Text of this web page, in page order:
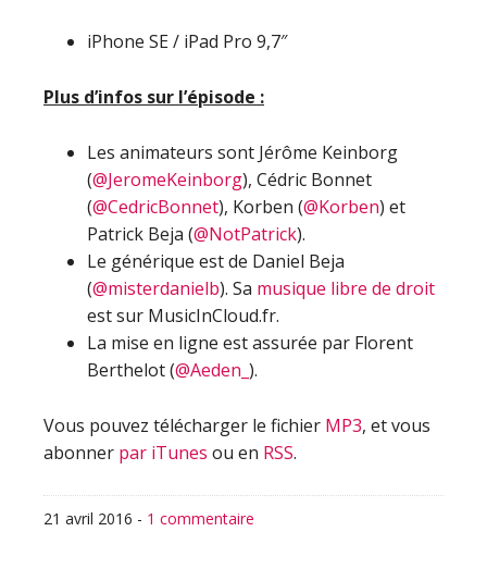
iPhone SE / iPad Pro 9,7″
Plus d’infos sur l’épisode :
Les animateurs sont Jérôme Keinborg
(@JeromeKeinborg), Cédric Bonnet
(@CedricBonnet), Korben (@Korben) et
Patrick Beja (@NotPatrick).
Le générique est de Daniel Beja
(@misterdanielb). Sa musique libre de droit
est sur MusicInCloud.fr.
La mise en ligne est assurée par Florent
Berthelot (@Aeden_ ).
Vous pouvez télécharger le fichier MP3, et vous
abonner par iTunes ou en RSS.
21 avril 2016 - 1 commentaire